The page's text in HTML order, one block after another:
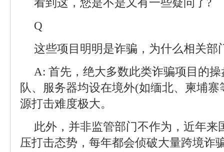
看到这，您是不是又有一些疑问了?
Q
这些项目明明是诈骗，为什么相关部
A: 首先，绝大多数此类诈骗项目的
队、服务器均设在境外(如缅北、柬埔
源打击难度极大。
此外，并非监管部门不作为，近年来
压打击态势，每年都会侦破大量跨境诈